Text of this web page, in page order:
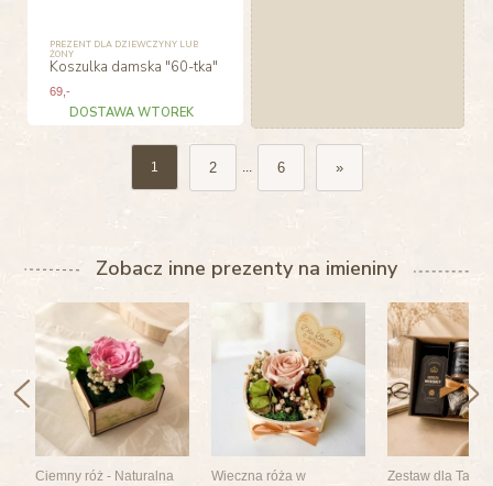
PREZENT DLA DZIEWCZYNY LUB
ŻONY
Koszulka damska "60-tka"
69,-
DOSTAWA WTOREK
1 2 ... 6 »
Zobacz inne prezenty na imieniny
Ciemny róż - Naturalna
Wieczna róża w
Zestaw dla Taty z